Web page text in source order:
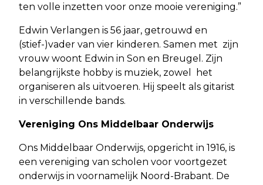
ten volle inzetten voor onze mooie vereniging.”
Edwin Verlangen is 56 jaar, getrouwd en
(stief-)vader van vier kinderen. Samen met zijn
vrouw woont Edwin in Son en Breugel. Zijn
belangrijkste hobby is muziek, zowel het
organiseren als uitvoeren. Hij speelt als gitarist
in verschillende bands.
Vereniging Ons Middelbaar Onderwijs
Ons Middelbaar Onderwijs, opgericht in 1916, is
een vereniging van scholen voor voortgezet
onderwijs in voornamelijk Noord-Brabant. De